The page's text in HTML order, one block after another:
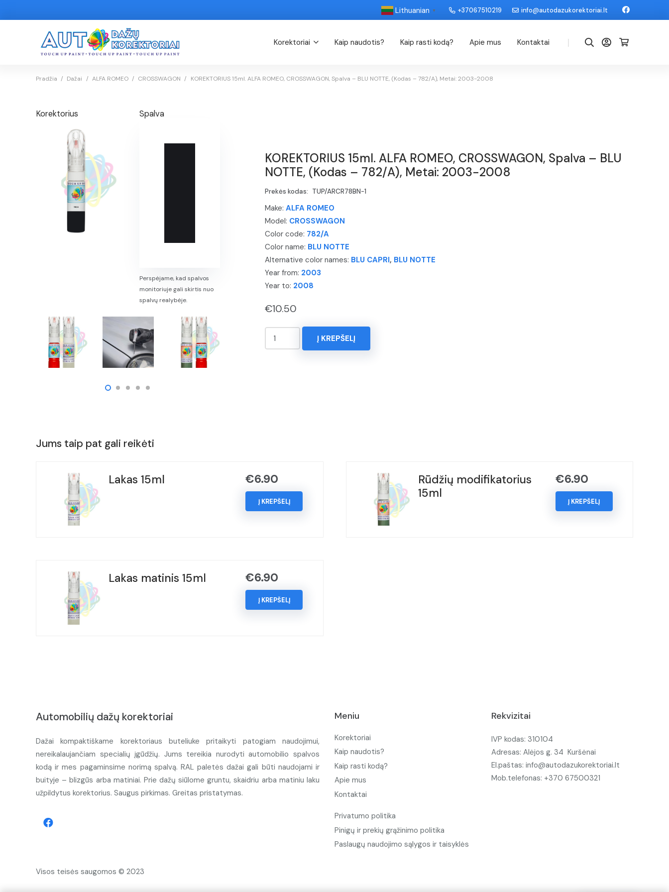
Lithuanian ▼ +37067510219 info@autodazukorektoriai.lt
Korektoriai Kaip naudotis? Kaip rasti kodą? Apie mus Kontaktai |
Pradžia / Dažai / ALFA ROMEO / CROSSWAGON / KOREKTORIUS 15ml. ALFA ROMEO, CROSSWAGON, Spalva – BLU NOTTE, (Kodas – 782/A), Metai: 2003-2008
Korektorius Spalva
Perspėjame, kad spalvos
monitoriuje gali skirtis nuo
spalvų realybėje.
KOREKTORIUS 15ml. ALFA ROMEO, CROSSWAGON, Spalva – BLU
NOTTE, (Kodas – 782/A), Metai: 2003-2008
Prekės kodas: TUP/ARCR78BN-1
Make: ALFA ROMEO
Model: CROSSWAGON
Color code: 782/A
Color name: BLU NOTTE
Alternative color names: BLU CAPRI, BLU NOTTE
Year from: 2003
Year to: 2008
€10.50
produkto
kiekis:
(Kodas
782/A),
Metai:
Į KREPŠELĮ
Jums taip pat gali reikėti
Lakas 15ml €6.90
Į KREPŠELĮ
Rūdžių modifikatorius
15ml
€6.90
Į KREPŠELĮ
Lakas matinis 15ml €6.90
Į KREPŠELĮ
Automobilių dažų korektoriai
Dažai kompaktiškame korektoriaus buteliuke pritaikyti patogiam naudojimui,
nereikalaujančiam specialių įgūdžių. Jums tereikia nurodyti automobilio spalvos
kodą ir mes pagaminsime norimą spalvą. RAL paletės dažai gali būti naudojami ir
buityje – blizgūs arba matiniai. Prie dažų siūlome gruntu, skaidriu arba matiniu laku
užpildytus korektorius. Saugus pirkimas. Greitas pristatymas.
Visos teisės saugomos © 2023
Meniu
Korektoriai
Kaip naudotis?
Kaip rasti kodą?
Apie mus
Kontaktai
Privatumo politika
Pinigų ir prekių grąžinimo politika
Paslaugų naudojimo sąlygos ir taisyklės
Rekvizitai
IVP kodas: 310104
Adresas: Alėjos g. 34 Kuršėnai
El.paštas: info@autodazukorektoriai.lt
Mob.telefonas: +370 67500321